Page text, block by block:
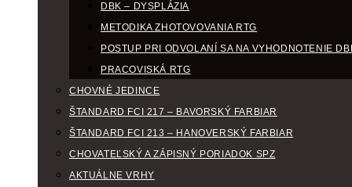
DBK – DYSPLÁZIA
METODIKA ZHOTOVOVANIA RTG
POSTUP PRI ODVOLANÍ SA NA VYHODNOTENIE
PRACOVISKÁ RTG
CHOVNÉ JEDINCE
ŠTANDARD FCI 217 – BAVORSKÝ FARBIAR
ŠTANDARD FCI 213 – HANOVERSKÝ FARBIAR
CHOVATEĽSKÝ A ZÁPISNÝ PORIADOK SPZ
AKTUÁLNE VRHY